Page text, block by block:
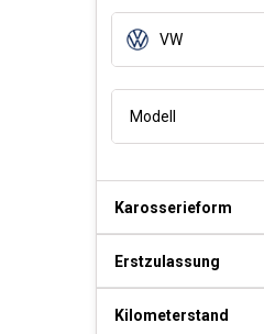
VW
Modell
Karosserieform
Erstzulassung
Kilometerstand